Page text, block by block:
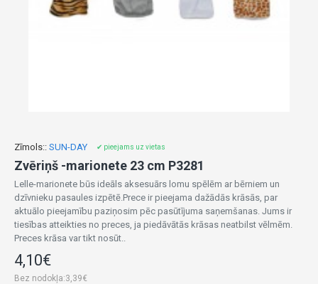
Zīmols:: SUN-DAY ✔ pieejams uz vietas
Zvēriņš -marionete 23 cm P3281
Lelle-marionete būs ideāls aksesuārs lomu spēlēm ar bērniem un
dzīvnieku pasaules izpētē.Prece ir pieejama dažādās krāsās, par
aktuālo pieejamību paziņosim pēc pasūtījuma saņemšanas. Jums ir
tiesības atteikties no preces, ja piedāvātās krāsas neatbilst vēlmēm.
Preces krāsa var tikt nosūt..
4,10€
Bez nodokļa:3,39€